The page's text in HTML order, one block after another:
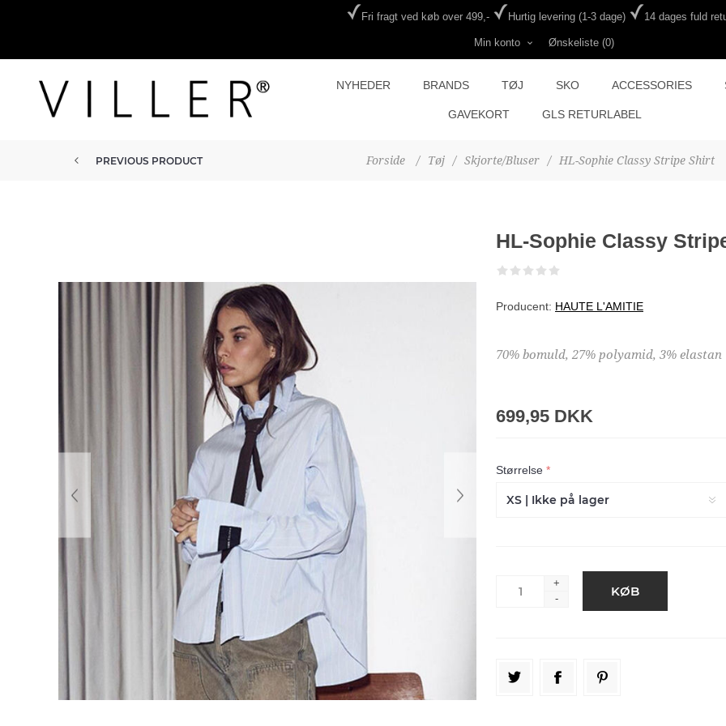
Fri fragt ved køb over 499,- Hurtig levering (1-3 dage) 14 dages fuld
Min konto Ønskeliste (0)
NYHEDER BRANDS TØJ SKO ACCESSORIES
GAVEKORT GLS RETURLABEL
Forside / Tøj / Skjorte/Bluser / HL-Sophie Classy Stripe Shirt
PREVIOUS PRODUCT
HL-Sophie Classy
Producent: HAUTE L'AMITIE
70% bomuld, 27% polyamid, 3% elastan
699,95 DKK
Størrelse *
+
-